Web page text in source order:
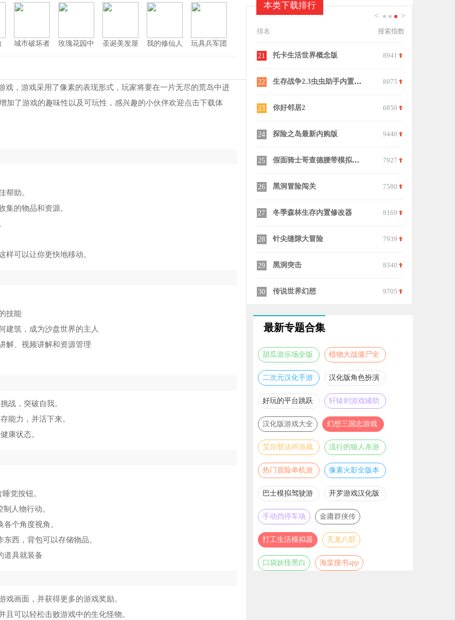
城市破坏者
玫瑰花园中
圣诞美发屋
我的修仙人
玩具兵军团
戏，游戏采用了像素的表现形式，玩家将要在一片无尽的荒岛中进
加了游戏的趣味性以及可玩性，感兴趣的小伙伴欢迎点击下载体
帮助。
集的物品和资源。
样可以让你更快地移动。
技能
建筑，成为沙盘世界的主人
解、视频讲解和资源管理
战，突破自我。
能力，并活下来。
康状态。
觉按钮。
人物行动。
个角度视角。
西，背包可以存储物品。
道具就装备
画面，并获得更多的游戏奖励。
可以轻松击败游戏中的生化怪物。
本类下载排行
< >
排名 搜索指数
正版 6300
要求 8946
跑酷入口
乐场泰坦监控人模组
12 模拟离婚协议判决 7737
13 水果消不停
21 托卡生活世界概念版 8941
22 生存战争2.3虫虫助手内置模组 8075
23 你好邻居2 6850
24 探险之岛最新内购版 9440
25 假面骑士哥查德腰带模拟器游戏(GotchardBeltAllRiderSeries) 7927
26 黑洞冒险闯关 7580
27 冬季森林生存内置修改器 8169
28 针尖缝隙大冒险 7939
29 黑洞突击 8340
30 传说世界幻想 9705
最新专题合集
甜瓜游乐场全版
本合集
植物大战僵尸全
版本合集
二次元汉化手游
推荐
汉化版角色扮演
游戏大全
好玩的平台跳跃
游戏合集
轩辕剑游戏辅助
合集
汉化版游戏大全
幻想三国志游戏
辅助合集
艾尔登法环游戏
辅助合集
流行的狼人杀游
戏合集
热门冒险单机游
戏合集
像素火影全版本
合集
巴士模拟驾驶游
戏合集
开罗游戏汉化版
大全
手动挡停车场
金庸群侠传
打工生活模拟器 天龙八部
口袋妖怪黑白 海棠搜书app